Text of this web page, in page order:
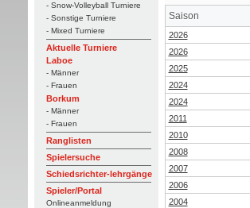
- Snow-Volleyball Turniere
- Sonstige Turniere
- Mixed Turniere
Aktuelle Turniere
Laboe
- Männer
- Frauen
Borkum
- Männer
- Frauen
Ranglisten
Spielersuche
Schiedsrichter-lehrgänge
Spieler/Portal
Onlineanmeldung
Saison
2026
2026
2025
2024
2024
2011
2010
2008
2007
2006
2004